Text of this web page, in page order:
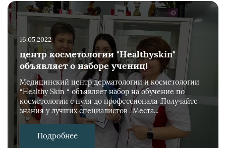
16.05.2022
центр косметологии "Healthyskin"
объявляет о наборе учениц!
Медицинский центр дерматологии и косметологии
“Healthy Skin “ объявляет набор на обучение по
косметологии с нуля до профессионала .Получайте
знания у лучших специалистов . Места...
Подробнее